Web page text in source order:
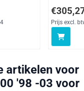
btw: 180,24Prijs:
Prijs excl.
artikelen voor
'98 -03 voor